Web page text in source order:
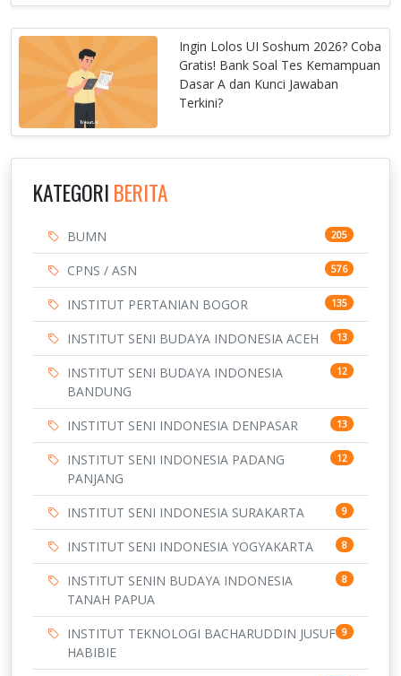
Ingin Lolos UI Soshum 2026? Coba
Gratis! Bank Soal Tes Kemampuan
Dasar A dan Kunci Jawaban
Terkini?
KATEGORI BERITA
BUMN 205
CPNS / ASN 576
INSTITUT PERTANIAN BOGOR 135
INSTITUT SENI BUDAYA INDONESIA ACEH 13
INSTITUT SENI BUDAYA INDONESIA
BANDUNG
12
INSTITUT SENI INDONESIA DENPASAR 13
INSTITUT SENI INDONESIA PADANG
PANJANG
12
INSTITUT SENI INDONESIA SURAKARTA 9
INSTITUT SENI INDONESIA YOGYAKARTA 8
INSTITUT SENIN BUDAYA INDONESIA
TANAH PAPUA
8
INSTITUT TEKNOLOGI BACHARUDDIN JUSUF
HABIBIE
9